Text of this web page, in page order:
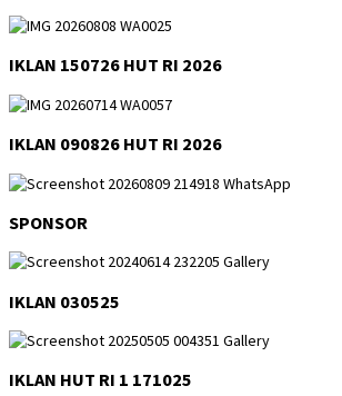
IKLAN 150726 HUT RI 2026
IKLAN 090826 HUT RI 2026
SPONSOR
IKLAN 030525
IKLAN HUT RI 1 171025